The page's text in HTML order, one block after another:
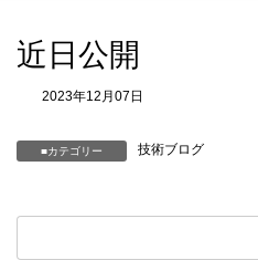
近日公開
2023年12月07日
カテゴリー 技術ブログ
検